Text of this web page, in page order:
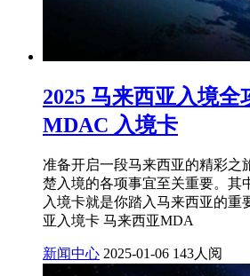
2025 马来西亚入境
MDAC 入境卡
准备开启一段马来西亚的精彩之
楚入境的各项事宜至关重要。其
入境卡就是你踏入马来西亚的重
亚入境卡 马来西亚MDA
新闻中心 2025-01-06 143人阅